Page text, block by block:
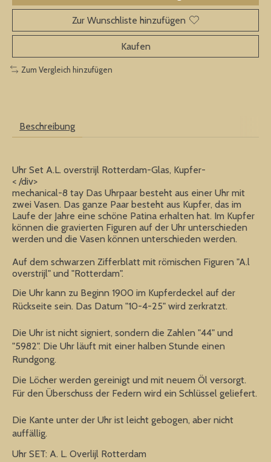
Zur Wunschliste hinzufügen
Kaufen
Zum Vergleich hinzufügen
Beschreibung
Uhr Set A.L. overstrijl Rotterdam-Glas, Kupfer-
< /div>
mechanical-8 tay Das Uhrpaar besteht aus einer Uhr mit
zwei Vasen. Das ganze Paar besteht aus Kupfer, das im
Laufe der Jahre eine schöne Patina erhalten hat. Im Kupfer
können die gravierten Figuren auf der Uhr unterschieden
werden und die Vasen können unterschieden werden.
Auf dem schwarzen Zifferblatt mit römischen Figuren "A.l
overstrijl" und "Rotterdam".
Die Uhr kann zu Beginn 1900 im Kupferdeckel auf der
Rückseite sein. Das Datum "10-4-25" wird zerkratzt.
Die Uhr ist nicht signiert, sondern die Zahlen "44" und
"5982". Die Uhr läuft mit einer halben Stunde einen
Rundgong.
Die Löcher werden gereinigt und mit neuem Öl versorgt.
Für den Überschuss der Federn wird ein Schlüssel geliefert.
Die Kante unter der Uhr ist leicht gebogen, aber nicht
auffällig.
Uhr SET: A. L. Overlijl Rotterdam